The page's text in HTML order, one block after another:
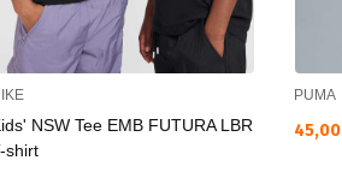
NSW Tee EMB FUTURA LBR
shirt
PUMA